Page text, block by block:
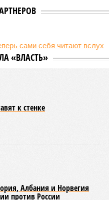
«ВЛАСТЬ»
к стенке
Албания и Норвегия
против России